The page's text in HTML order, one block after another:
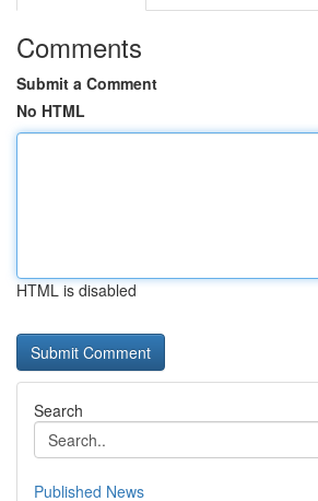
Comments
Submit a Comment
No HTML
HTML is disabled
Search
Published News